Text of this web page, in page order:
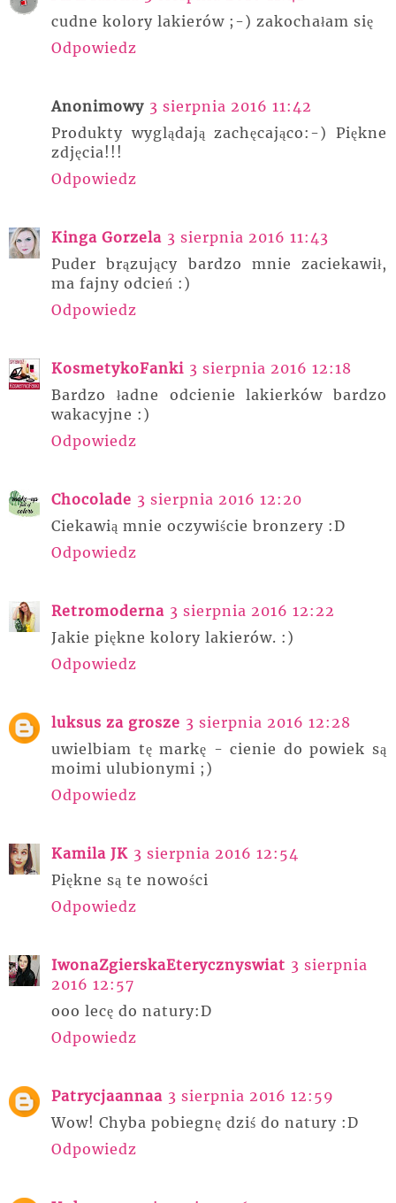
cudne kolory lakierów ;-) zakochałam się
Odpowiedz
Anonimowy 3 sierpnia 2016 11:42
Produkty wyglądają zachęcająco:-) Piękne
zdjęcia!!!
Odpowiedz
Kinga Gorzela 3 sierpnia 2016 11:43
Puder brązujący bardzo mnie zaciekawił,
ma fajny odcień :)
Odpowiedz
KosmetykoFanki 3 sierpnia 2016 12:18
Bardzo ładne odcienie lakierków bardzo
wakacyjne :)
Odpowiedz
Chocolade 3 sierpnia 2016 12:20
Ciekawią mnie oczywiście bronzery :D
Odpowiedz
Retromoderna 3 sierpnia 2016 12:22
Jakie piękne kolory lakierów. :)
Odpowiedz
luksus za grosze 3 sierpnia 2016 12:28
uwielbiam tę markę - cienie do powiek są
moimi ulubionymi ;)
Odpowiedz
Kamila JK 3 sierpnia 2016 12:54
Piękne są te nowości
Odpowiedz
IwonaZgierskaEterycznyswiat 3 sierpnia
2016 12:57
ooo lecę do natury:D
Odpowiedz
Patrycjaannaa 3 sierpnia 2016 12:59
Wow! Chyba pobiegnę dziś do natury :D
Odpowiedz